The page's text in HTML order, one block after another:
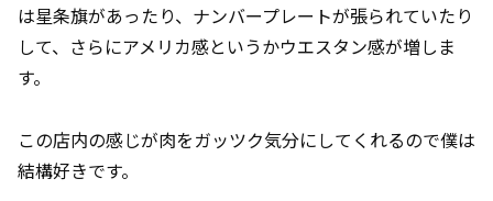
は星条旗があったり、ナンバープレートが張られていたり
して、さらにアメリカ感というかウエスタン感が増しま
す。
この店内の感じが肉をガッツク気分にしてくれるので僕は
結構好きです。